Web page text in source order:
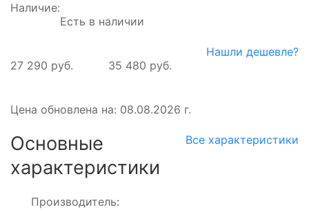
Наличие:
Есть в наличии
27 290 руб. 35 480 руб.
Нашли дешевле?
Цена обновлена на: 08.08.2026 г.
Основные
характеристики
Все характеристики
Производитель: